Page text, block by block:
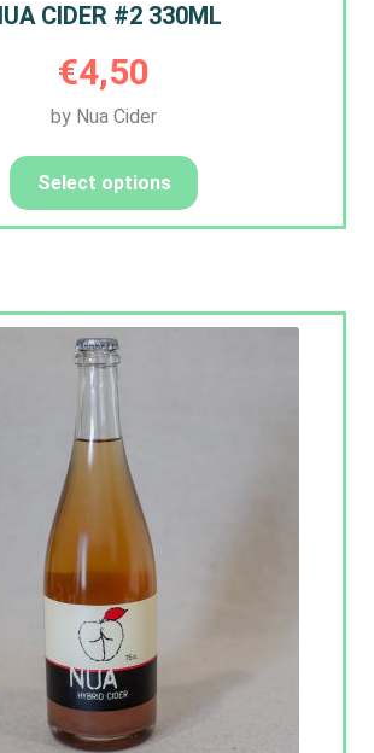
CIDER #2 330ML
€4,50
by Nua Cider
Select options